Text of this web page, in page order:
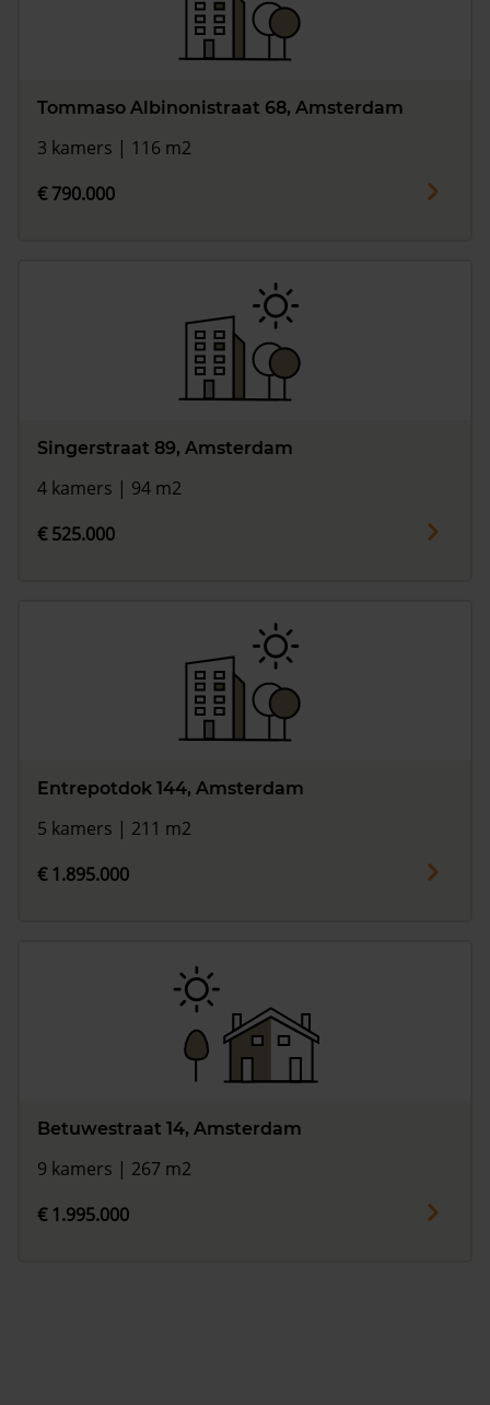
Tommaso Albinonistraat 68, Amsterdam
3 kamers | 116 m2
€ 790.000
Singerstraat 89, Amsterdam
4 kamers | 94 m2
€ 525.000
Entrepotdok 144, Amsterdam
5 kamers | 211 m2
€ 1.895.000
Betuwestraat 14, Amsterdam
9 kamers | 267 m2
€ 1.995.000